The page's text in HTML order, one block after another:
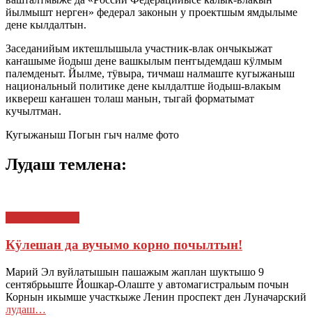
йылмышт нерген» федерал законын у проектшым ямдылыме
дене кылдалтын.
Заседанийым иктешлышыла участник-влак ончыкыжат
каҥашыме йодыш дене вашкылым пеҥгыдемдаш кӱлмым
палемденыт. Йылме, тӱвыра, тичмаш налмаште кугыжаныш
национальный политике дене кылдалтше йодыш-влакым
иквереш каҥашен толаш манын, тыгай форматымат
кучылтман.
Кугыжаныш Погын гыч налме фото
Лудаш темлена:
Кӱлешан да вучымо корно почылтын!
Марий Эл вуйлатышын пашажым жаплан шуктышо 9
сентябрьыште Йошкар-Олаште у автомагистральым почын
Корнын икымше участкыже Ленин проспект ден Луначарский
лудаш…